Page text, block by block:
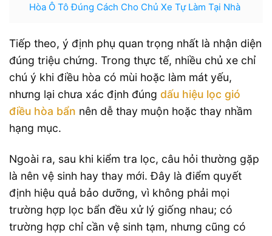
Hòa Ô Tô Đúng Cách Cho Chủ Xe Tự Làm Tại Nhà
Tiếp theo, ý định phụ quan trọng nhất là nhận diện
đúng triệu chứng. Trong thực tế, nhiều chủ xe chỉ
chú ý khi điều hòa có mùi hoặc làm mát yếu,
nhưng lại chưa xác định đúng dấu hiệu lọc gió
điều hòa bẩn nên dễ thay muộn hoặc thay nhầm
hạng mục.
Ngoài ra, sau khi kiểm tra lọc, câu hỏi thường gặp
là nên vệ sinh hay thay mới. Đây là điểm quyết
định hiệu quả bảo dưỡng, vì không phải mọi
trường hợp lọc bẩn đều xử lý giống nhau; có
trường hợp chỉ cần vệ sinh tạm, nhưng cũng có